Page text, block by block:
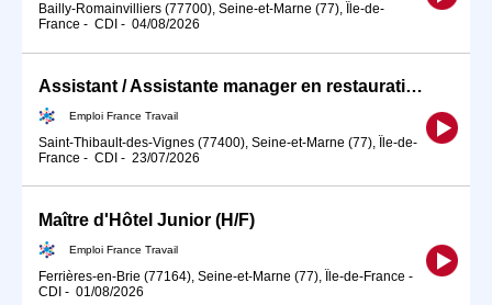
Bailly-Romainvilliers (77700), Seine-et-Marne (77), Île-de-
France - CDI - 04/08/2026
Assistant / Assistante manager en restauration (H/F)
Emploi France Travail
Saint-Thibault-des-Vignes (77400), Seine-et-Marne (77), Île-de-
France - CDI - 23/07/2026
Maître d'Hôtel Junior (H/F)
Emploi France Travail
Ferrières-en-Brie (77164), Seine-et-Marne (77), Île-de-France -
CDI - 01/08/2026